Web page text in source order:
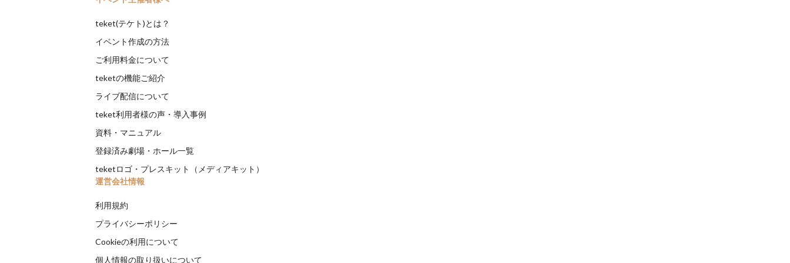
teket(テケト)とは？
イベント作成の方法
ご利用料金について
teketの機能ご紹介
ライブ配信について
teket利用者様の声・導入事例
資料・マニュアル
登録済み劇場・ホール一覧
teketロゴ・プレスキット（メディアキット）
運営会社情報
利用規約
プライバシーポリシー
Cookieの利用について
個人情報の取り扱いについて